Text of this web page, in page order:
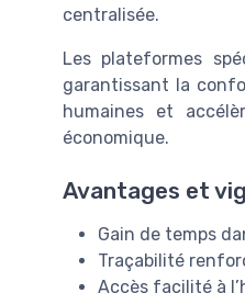
centralisée.
Les plateformes
garantissant la
humaines et
économique.
Avantages et
Gain de temps
Traçabilité
Accès facilité à